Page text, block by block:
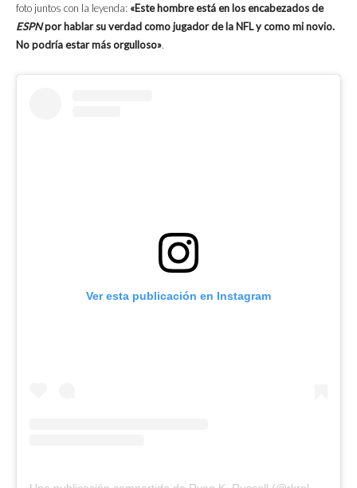
foto juntos con la leyenda: «Este hombre está en los encabezados de
ESPNpor hablar su verdad como jugador de la NFL y como mi novio.
No podría estar más orgulloso».
Ver esta publicación en Instagram